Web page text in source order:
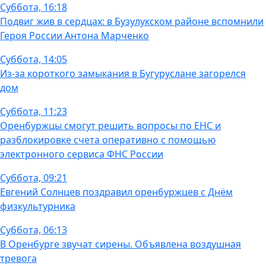
Суббота, 16:18
Подвиг жив в сердцах: в Бузулукском районе вспомнили
Героя России Антона Марченко
Суббота, 14:05
Из-за короткого замыкания в Бугуруслане загорелся
дом
Суббота, 11:23
Оренбуржцы смогут решить вопросы по ЕНС и
разблокировке счета оперативно с помощью
электронного сервиса ФНС России
Суббота, 09:21
Евгений Солнцев поздравил оренбуржцев с Днём
физкультурника
Суббота, 06:13
В Оренбурге звучат сирены. Объявлена воздушная
тревога